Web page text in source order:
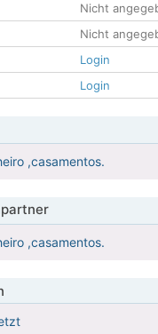
Nicht
Nicht
Login
Login
,casamentos.
,casamentos.